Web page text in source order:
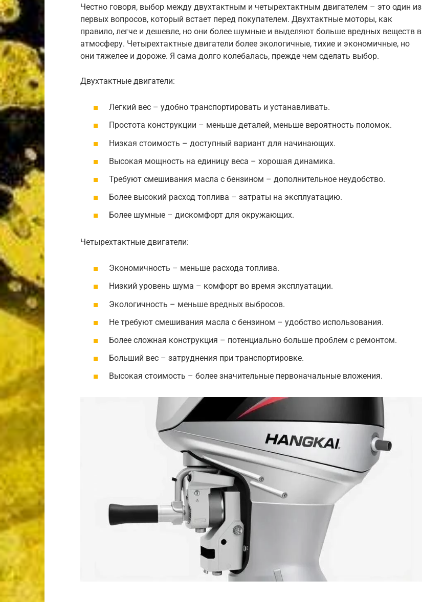
Честно говоря, выбор между двухтактным и четырехтактным двигателем – это один из
первых вопросов, который встает перед покупателем. Двухтактные моторы, как
правило, легче и дешевле, но они более шумные и выделяют больше вредных веществ в
атмосферу. Четырехтактные двигатели более экологичные, тихие и экономичные, но
они тяжелее и дороже. Я сама долго колебалась, прежде чем сделать выбор.
Двухтактные двигатели:
Легкий вес – удобно транспортировать и устанавливать.
Простота конструкции – меньше деталей, меньше вероятность поломок.
Низкая стоимость – доступный вариант для начинающих.
Высокая мощность на единицу веса – хорошая динамика.
Требуют смешивания масла с бензином – дополнительное неудобство.
Более высокий расход топлива – затраты на эксплуатацию.
Более шумные – дискомфорт для окружающих.
Четырехтактные двигатели:
Экономичность – меньше расхода топлива.
Низкий уровень шума – комфорт во время эксплуатации.
Экологичность – меньше вредных выбросов.
Не требуют смешивания масла с бензином – удобство использования.
Более сложная конструкция – потенциально больше проблем с ремонтом.
Больший вес – затруднения при транспортировке.
Высокая стоимость – более значительные первоначальные вложения.